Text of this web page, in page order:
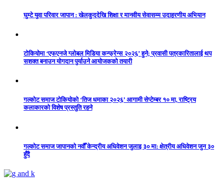
घुम्टे युवा परिवार जापान : खेलकुददेखि शिक्षा र मानवीय सेवासम्म उदाहरणीय अभियान
टोकियोमा ‘एफएनजे ग्लोबल मिडिया कन्फ्रेन्स २०२६’ हुने; प्रवासी पत्रकारितालाई थप
सशक्त बनाउन योगदान पुर्याउने आयोजकको तयारी
गल्कोट समाज टोकियोको ‘तिज धमाका २०२६’ आगामी सेप्टेम्बर १० मा, राष्ट्रिय
कलाकारको विशेष प्रस्तुति रहने
गल्कोट समाज जापानको नवौँ केन्द्रीय अधिवेशन जुलाइ ३० मा: क्षेत्रीय अधिवेशन जुन ३०
हुँदै